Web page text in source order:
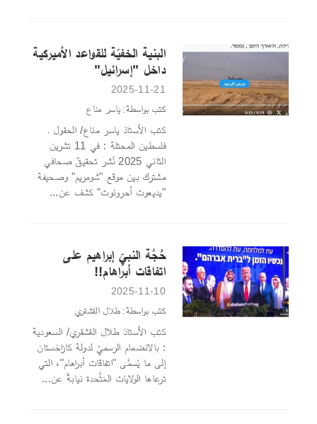
البنية الخفيّة للقواعد الأميركية
داخل "إسرائيل"
2025-11-21
كتب بواسطة: ياسر مناع
كتب الأستاذ ياسر مناع/ الحقول ـ
فلسطين المحتلة : في 11 تشرين
الثاني 2025 نُشر تحقيقٌ صحافي
مشترك بين موقع "شومريم" وصحيفة
"يديعوت أحرونوت" كشف عن...
حُجَّة النبيِّ إبراهيم على
اتفاقات أبراهام!!
2025-11-10
كتب بواسطة: طلال القشقري
كتب الأستاذ طلال القشقري/ السعودية
: بالانضمام الرسميِّ لدولة كازاخستان
إلى ما يُسمَّى "اتفاقات أبراهام"، التي
ترعاها الولايات المَتَّحدة نيابةً عن...